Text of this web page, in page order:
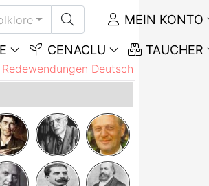
MEIN KONTO
CENACLU TAUCHER
Deutsch